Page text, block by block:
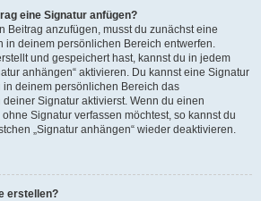
eine Signatur anfügen?
Beitrag anzufügen, musst du zunächst eine
in deinem persönlichen Bereich entwerfen.
und gespeichert hast, kannst du in jedem
anhängen“ aktivieren. Du kannst eine Signatur
deinem persönlichen Bereich das
Signatur aktivierst. Wenn du einen
Signatur verfassen möchtest, so kannst du
„Signatur anhängen“ wieder deaktivieren.
erstellen?